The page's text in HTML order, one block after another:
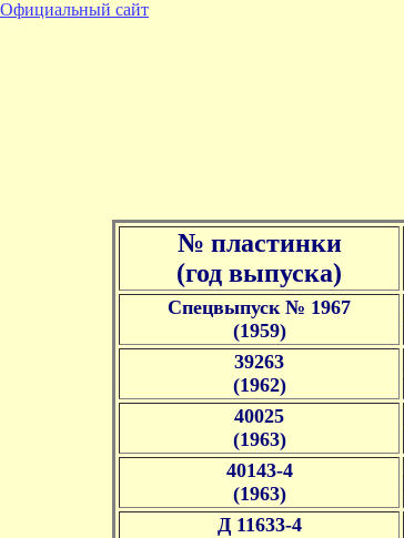
Официальный сайт
№ пластинки
(год выпуска)
Спецвыпуск № 1967
(1959)
39263
(1962)
40025
(1963)
40143-4
(1963)
Д 11633-4